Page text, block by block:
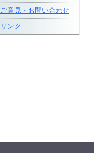
ご意見・お問い合わせ
リンク